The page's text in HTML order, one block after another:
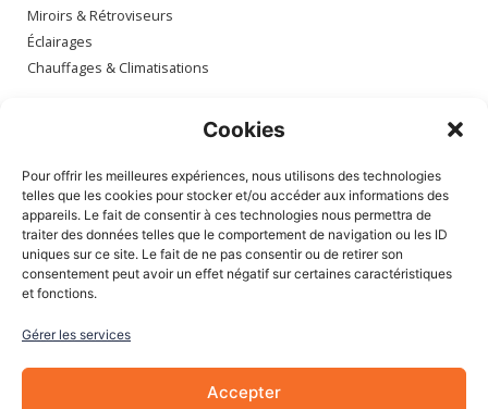
Cookies
Pour offrir les meilleures expériences, nous utilisons des technologies
telles que les cookies pour stocker et/ou accéder aux informations des
appareils. Le fait de consentir à ces technologies nous permettra de
traiter des données telles que le comportement de navigation ou les ID
uniques sur ce site. Le fait de ne pas consentir ou de retirer son
consentement peut avoir un effet négatif sur certaines caractéristiques
et fonctions.
Gérer les services
Accepter
Miroirs & Rétroviseurs
Éclairages
Chauffages & Climatisations
Mon compte
Mes commandes
Mes adresses
Mon panier
Informations
À Propos de nous
Blog